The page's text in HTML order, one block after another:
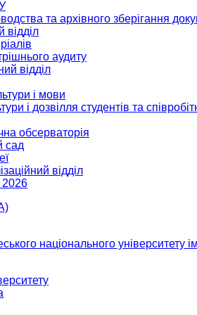
та архівного зберігання
аудиту
відділ
і мови
і дозвілля студентів та
обсерваторія
сад
відділ
2026